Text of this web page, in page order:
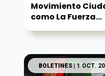
Movimiento
como La Fuerza...
BOLETINES| 1 OCT.